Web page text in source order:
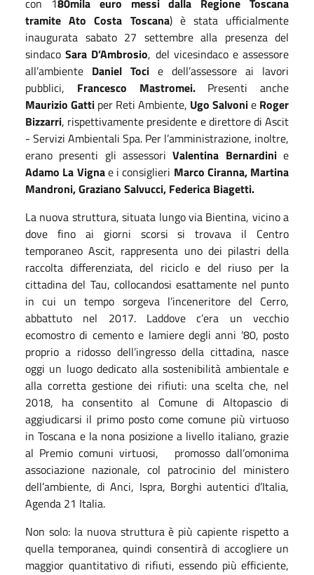
tramite Ato Costa Toscana) è stata ufficialmente
inaugurata sabato 27 settembre alla presenza del
sindacoSara D’Ambrosio, del vicesindaco e assessore
all’ambiente Daniel Toci e dell’assessore ai lavori
pubblici, Francesco Mastromei.Presenti anche
Maurizio Gatti per Reti Ambiente, Ugo Salvonie Roger
Bizzarri, rispettivamente presidente e direttore di Ascit
- Servizi Ambientali Spa. Per l’amministrazione, inoltre,
erano presenti gli assessoriValentina Bernardinie
Adamo La Vignae i consiglieri Marco Ciranna, Martina
Mandroni, Graziano Salvucci, Federica Biagetti.
La nuova struttura, situata lungo via Bientina, vicino a
dove fino ai giorni scorsi si trovava il Centro
temporaneo Ascit, rappresenta uno dei pilastri della
raccolta differenziata, del riciclo e del riuso per la
cittadina del Tau, collocandosi esattamente nel punto
in cui un tempo sorgeva l’inceneritore del Cerro,
abbattuto nel 2017. Laddove c’era un vecchio
ecomostro di cemento e lamiere degli anni ’80, posto
proprio a ridosso dell’ingresso della cittadina, nasce
oggi un luogo dedicato alla sostenibilità ambientale e
alla corretta gestione dei rifiuti: una scelta che, nel
2018, ha consentito al Comune di Altopascio di
aggiudicarsi il primo posto come comune più virtuoso
in Toscana e la nona posizione a livello italiano, grazie
al Premio comuni virtuosi, promosso dall’omonima
associazione nazionale, col patrocinio del ministero
dell’ambiente, di Anci, Ispra, Borghi autentici d’Italia,
Agenda 21 Italia.
Non solo: la nuova struttura è più capiente rispetto a
quella temporanea, quindi consentirà di accogliere un
maggior quantitativo di rifiuti, essendo più efficiente,